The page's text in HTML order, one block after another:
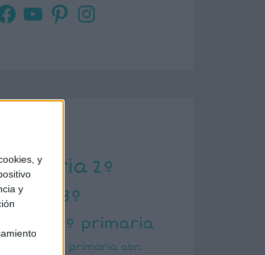
y
y
YouTubePinterestInstagram
2º
3º
4º primaria
6º primaria abn